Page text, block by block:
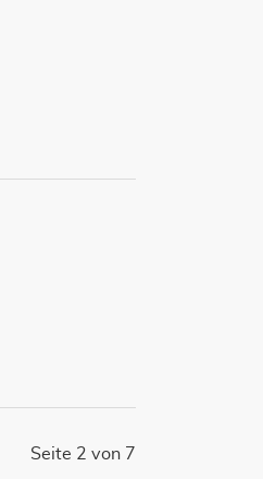
Seite 2 von 7